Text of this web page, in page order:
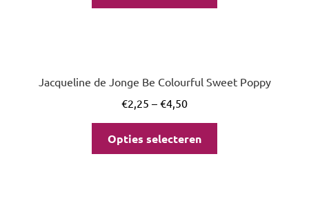
Jacqueline de Jonge Be Colourful Sweet Poppy
€2,25 – €4,50
Opties selecteren